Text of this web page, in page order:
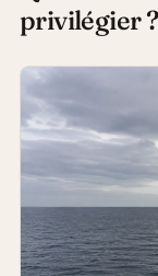
privilégier ?